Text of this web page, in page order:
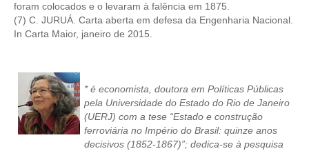
foram colocados e o levaram à falência em 1875.
(7) C. JURUÁ. Carta aberta em defesa da Engenharia Nacional.
In Carta Maior, janeiro de 2015.
* é economista, doutora em Políticas Públicas
pela Universidade do Estado do Rio de Janeiro
(UERJ) com a tese “Estado e construção
ferroviária no Império do Brasil: quinze anos
decisivos (1852-1867)”; dedica-se à pesquisa